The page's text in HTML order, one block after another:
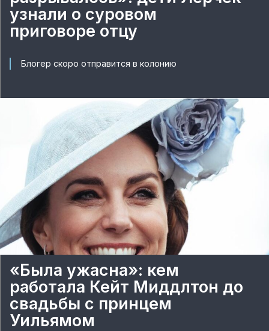
узнали о суровом
приговоре отцу
Блогер скоро отправится в колонию
«Была ужасна»: кем
работала Кейт Миддлтон до
свадьбы с принцем
Уильямом